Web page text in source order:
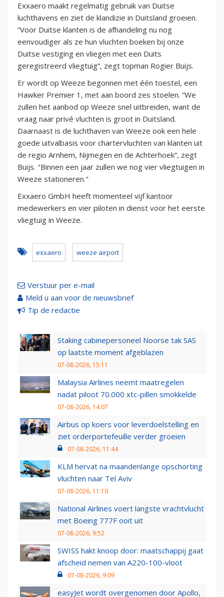
Exxaero maakt regelmatig gebruik van Duitse
luchthavens en ziet de klandizie in Duitsland groeien.
“Voor Duitse klanten is de afhandeling nu nog
eenvoudiger als ze hun vluchten boeken bij onze
Duitse vestiging en vliegen met een Duits
geregistreerd vliegtuig”, zegt topman Rogier Buijs.
Er wordt op Weeze begonnen met één toestel, een
Hawker Premier 1, met aan boord zes stoelen. “We
zullen het aanbod op Weeze snel uitbreiden, want de
vraag naar privé vluchten is groot in Duitsland.
Daarnaast is de luchthaven van Weeze ook een hele
goede uitvalbasis voor chartervluchten van klanten uit
de regio Arnhem, Nijmegen en de Achterhoek”, zegt
Buijs. "Binnen een jaar zullen we nog vier vliegtuigen in
Weeze stationeren."
Exxaero GmbH heeft momenteel vijf kantoor
medewerkers en vier piloten in dienst voor het eerste
vliegtuig in Weeze.
exxaero weeze airport
Verstuur per e-mail
Meld u aan voor de nieuwsbrief
Tip de redactie
Staking cabinepersoneel Noorse tak SAS
op laatste moment afgeblazen
07-08-2026, 15:11
Malaysia Airlines neemt maatregelen
nadat piloot 70.000 xtc-pillen smokkelde
07-08-2026, 14:07
Airbus op koers voor leverdoelstelling en
ziet orderportefeuille verder groeien
07-08-2026, 11:44
KLM hervat na maandenlange opschorting
vluchten naar Tel Aviv
07-08-2026, 11:10
National Airlines voert langste vrachtvlucht
met Boeing 777F ooit uit
07-08-2026, 9:52
SWISS hakt knoop door: maatschappij gaat
afscheid nemen van A220-100-vloot
07-08-2026, 9:09
easyJet wordt overgenomen door Apollo,